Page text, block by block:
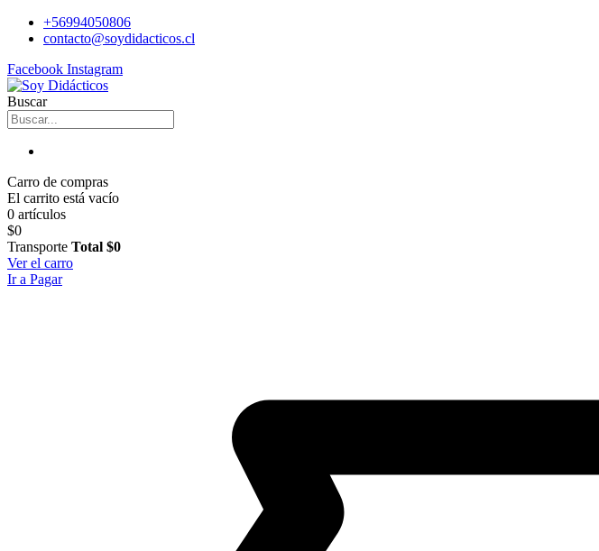
+56994050806
contacto@soydidacticos.cl
Facebook Instagram
Buscar
Carro de compras
El carrito está vacío
0 artículos
$0
Transporte Total $0
Ver el carro
Ir a Pagar